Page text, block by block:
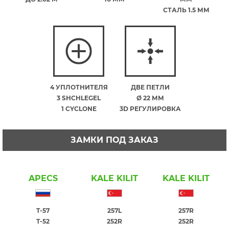
СТАЛЬ 1.5 ММ
4 УПЛОТНИТЕЛЯ
3 SHCHLEGEL
1 CYCLONE
ДВЕ ПЕТЛИ
Ø 22 ММ
3D РЕГУЛИРОВКА
ЗАМКИ ПОД ЗАКАЗ
APECS
T-57
T-52
KALE KILIT
257L
252R
KALE KILIT
257R
252R